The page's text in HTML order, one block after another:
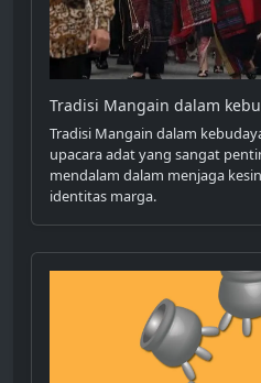
Tradisi Mangain dalam
Tradisi Mangain dalam
upacara adat yang sangat
mendalam dalam menjaga
identitas marga.